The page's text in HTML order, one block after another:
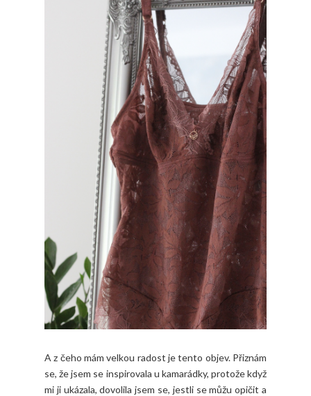
A z čeho mám velkou radost je tento objev. Přiznám
se, že jsem se inspirovala u kamarádky, protože když
mi ji ukázala, dovolila jsem se, jestli se můžu opičit a